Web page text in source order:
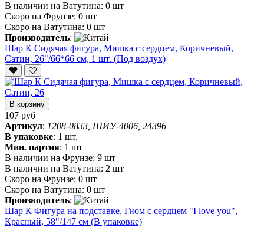
В наличии на Ватутина: 0 шт
Скоро на Фрунзе: 0 шт
Скоро на Ватутина: 0 шт
Производитель:
Шар К Сидячая фигура, Мишка с сердцем, Коричневый,
Сатин, 26"/66*66 см, 1 шт. (Под воздух)
В корзину
107 руб
Артикул: 1208-0833, ШИУ-4006, 24396
В упаковке: 1 шт.
Мин. партия: 1 шт
В наличии на Фрунзе: 9 шт
В наличии на Ватутина: 2 шт
Скоро на Фрунзе: 0 шт
Скоро на Ватутина: 0 шт
Производитель:
Шар К Фигура на подставке, Гном с сердцем "I love you",
Красный, 58"/147 см (В упаковке)